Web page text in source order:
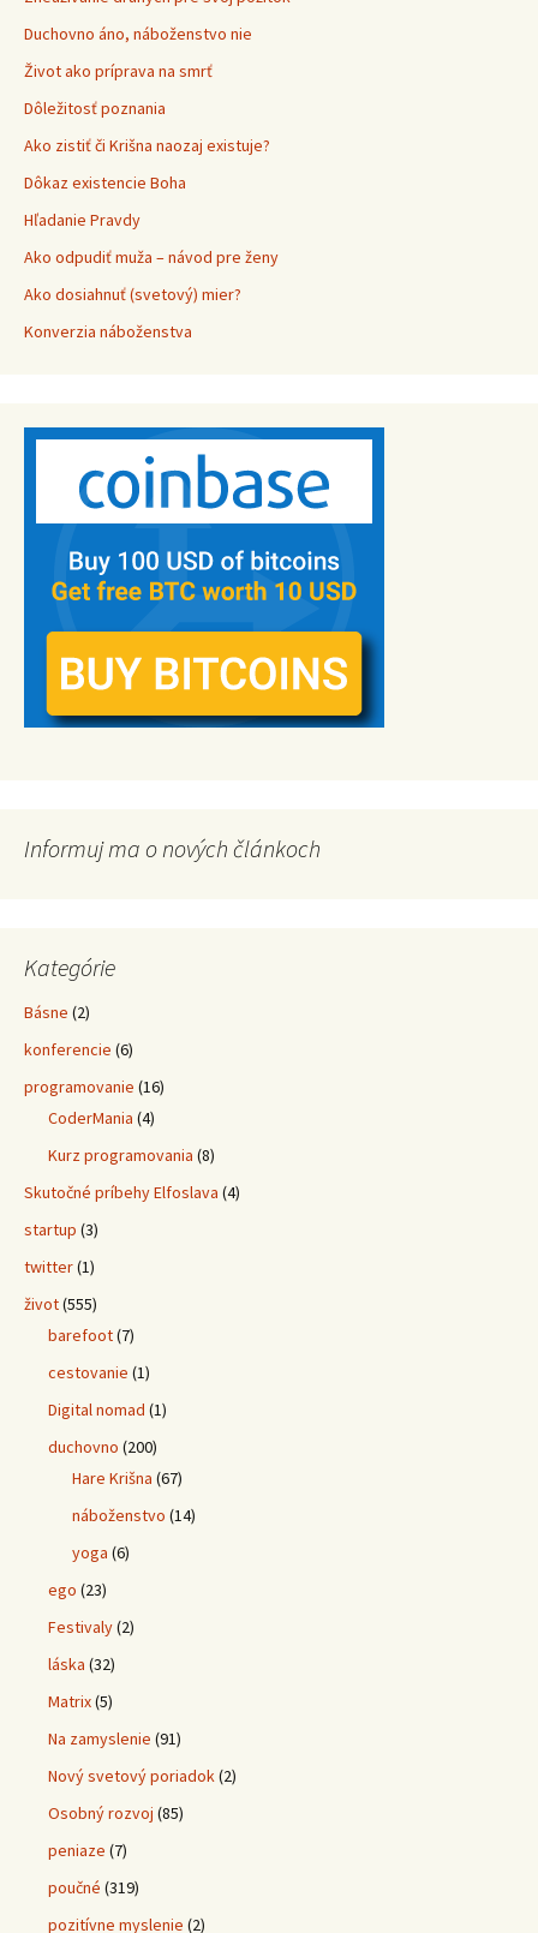
Duchovno áno, náboženstvo nie
Život ako príprava na smrť
Dôležitosť poznania
Ako zistiť či Krišna naozaj existuje?
Dôkaz existencie Boha
Hľadanie Pravdy
Ako odpudiť muža – návod pre ženy
Ako dosiahnuť (svetový) mier?
Konverzia náboženstva
Informuj ma o nových článkoch
Kategórie
Básne (2)
konferencie (6)
programovanie (16)
CoderMania (4)
Kurz programovania (8)
Skutočné príbehy Elfoslava (4)
startup (3)
twitter(1)
život(555)
barefoot(7)
cestovanie (1)
Digital nomad (1)
duchovno (200)
Hare Krišna (67)
náboženstvo (14)
yoga (6)
ego (23)
Festivaly(2)
láska (32)
Matrix(5)
Na zamyslenie (91)
Nový svetový poriadok(2)
Osobný rozvoj (85)
peniaze (7)
poučné (319)
pozitívne myslenie (2)